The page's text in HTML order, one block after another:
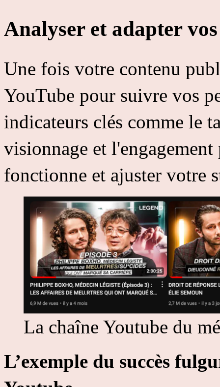
Analyser et adapter
Une fois votre contenu
YouTube pour suivre vos
indicateurs clés comme le
visionnage et
fonctionne et ajuster votre
La chaîne Youtube du
L’exemple du succès